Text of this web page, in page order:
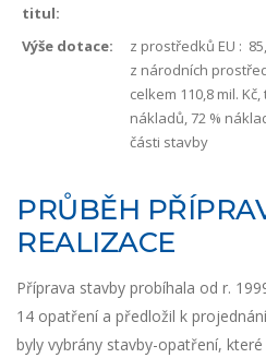
titul:
Výše dotace: z prostředků EU :
z národních
celkem 110,8 mil.
nákladů, 72 %
části stavby
PRŮBĚH
REALIZACE
Příprava stavby probíhala od r.
14 opatření a předložil k
byly vybrány stavby-opatření,